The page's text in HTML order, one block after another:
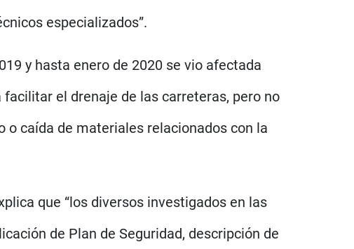
especializados”.
y hasta enero de 2020 se vio afectada
el drenaje de las carreteras, pero no
o caída de materiales relacionados con la
que “los diversos investigados en las
de Plan de Seguridad, descripción de